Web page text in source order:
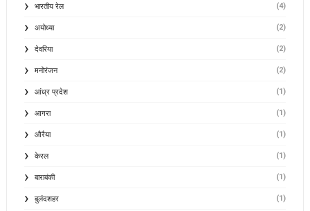
भारतीय रेल (4)
अयोध्या (2)
देवरिया (2)
मनोरंजन (2)
आंध्र प्रदेश (1)
आगरा (1)
औरैया (1)
केरल (1)
बाराबंकी (1)
बुलंदशहर (1)